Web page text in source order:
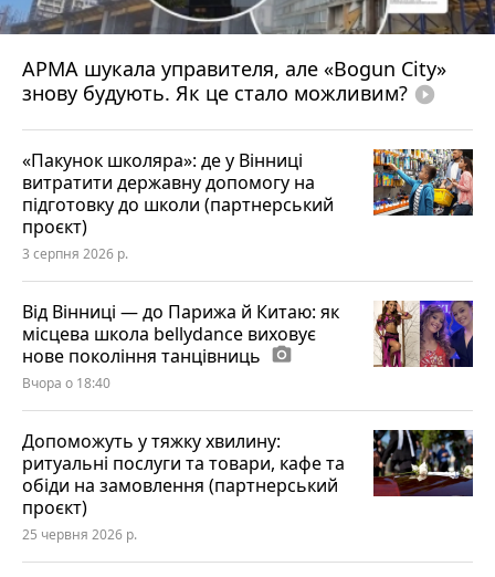
АРМА шукала управителя, але «Bogun City»
знову будують. Як це стало можливим? play_circle_filled
«Пакунок школяра»: де у Вінниці
витратити державну допомогу на
підготовку до школи (партнерський
проєкт)
3 серпня 2026 р.
Від Вінниці — до Парижа й Китаю: як
місцева школа bellydance виховує
нове покоління танцівниць photo_camera
Вчора о 18:40
Допоможуть у тяжку хвилину:
ритуальні послуги та товари, кафе та
обіди на замовлення (партнерський
проєкт)
25 червня 2026 р.